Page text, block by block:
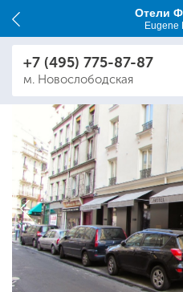
Отели
Eugene
+7 (495) 775-87-87
м. Новослободская